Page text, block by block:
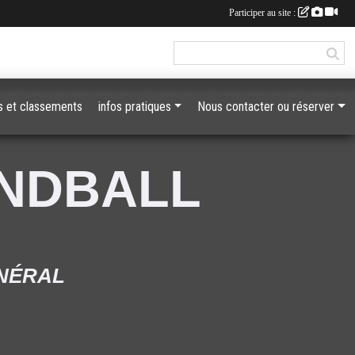
et classements infos pratiques Nous contacter ou réserver
Participer au site :